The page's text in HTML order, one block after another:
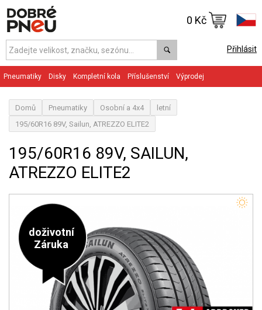
Přihlásit
0 Kč
Pneumatiky Disky Kompletní kola Příslušenství Výprodej
Domů Pneumatiky Osobní a 4x4
letní
195/60R16 89V, Sailun, ATREZZO ELITE2
195/60R16 89V, SAILUN,
ATREZZO ELITE2
doživotní
Záruka